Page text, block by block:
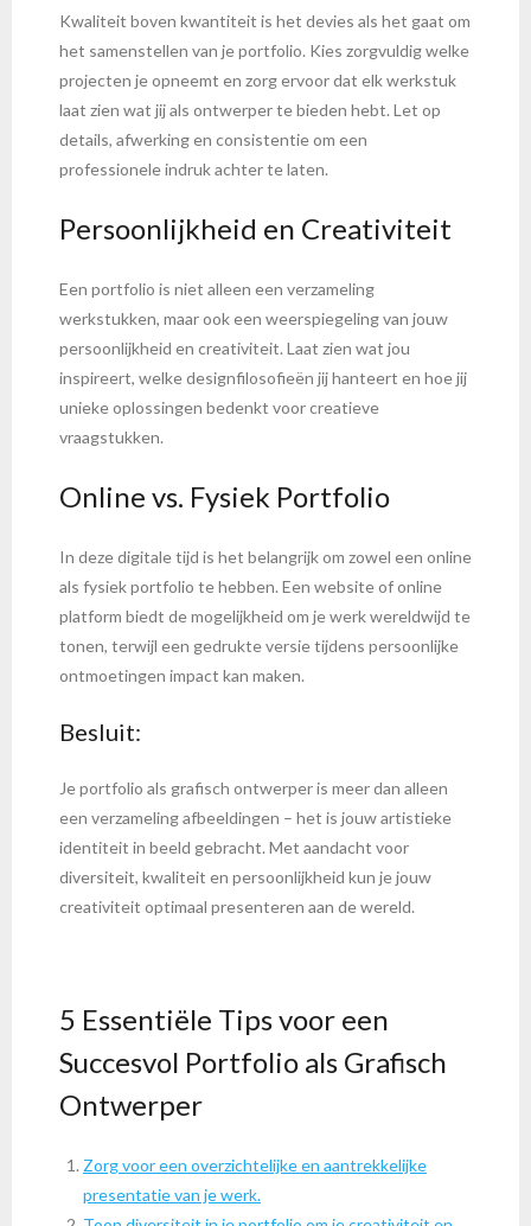
Kwaliteit boven kwantiteit is het devies als het gaat om
het samenstellen van je portfolio. Kies zorgvuldig welke
projecten je opneemt en zorg ervoor dat elk werkstuk
laat zien wat jij als ontwerper te bieden hebt. Let op
details, afwerking en consistentie om een
professionele indruk achter te laten.
Persoonlijkheid en Creativiteit
Een portfolio is niet alleen een verzameling
werkstukken, maar ook een weerspiegeling van jouw
persoonlijkheid en creativiteit. Laat zien wat jou
inspireert, welke designfilosofieën jij hanteert en hoe jij
unieke oplossingen bedenkt voor creatieve
vraagstukken.
Online vs. Fysiek Portfolio
In deze digitale tijd is het belangrijk om zowel een online
als fysiek portfolio te hebben. Een website of online
platform biedt de mogelijkheid om je werk wereldwijd te
tonen, terwijl een gedrukte versie tijdens persoonlijke
ontmoetingen impact kan maken.
Besluit:
Je portfolio als grafisch ontwerper is meer dan alleen
een verzameling afbeeldingen – het is jouw artistieke
identiteit in beeld gebracht. Met aandacht voor
diversiteit, kwaliteit en persoonlijkheid kun je jouw
creativiteit optimaal presenteren aan de wereld.
5 Essentiële Tips voor een
Succesvol Portfolio als Grafisch
Ontwerper
Zorg voor een overzichtelijke en aantrekkelijke
presentatie van je werk.